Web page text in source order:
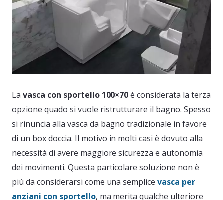
La vasca con sportello 100×70è considerata la terza
opzione quado si vuole ristrutturare il bagno. Spesso
si rinuncia alla vasca da bagno tradizionale in favore
di un box doccia. Il motivo in molti casi è dovuto alla
necessità di avere maggiore sicurezza e autonomia
dei movimenti. Questa particolare soluzione non è
più da considerarsi come una semplice vasca per
anziani con sportello, ma merita qualche ulteriore